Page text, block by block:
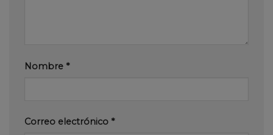
Nombre *
Correo electrónico *